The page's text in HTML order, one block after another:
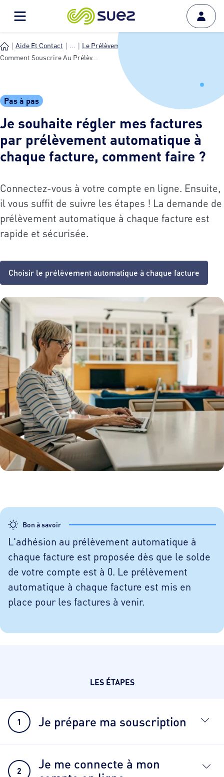
Aide Et Contact
Le Prélèvement Automatique ...
Comment Souscrire Au Prélèv...
Pas à pas
Je souhaite régler mes factures
par prélèvement automatique à
chaque facture, comment faire ?
Connectez-vous à votre compte en ligne. Ensuite,
il vous suffit de suivre les étapes ! La demande de
prélèvement automatique à chaque facture est
rapide et sécurisée.
Choisir le prélèvement automatique à chaque facture
Bon à savoir
L'adhésion au prélèvement automatique à
chaque facture est proposée dès que le solde
de votre compte est à 0. Le prélèvement
automatique à chaque facture est mis en
place pour les factures à venir.
LES ÉTAPES
1 Je prépare ma souscription
2
Je me connecte à mon